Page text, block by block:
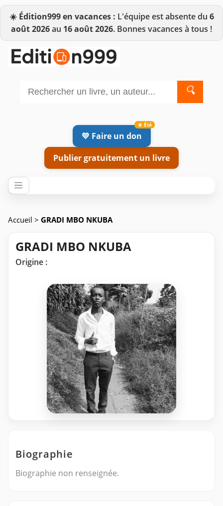
☀️ Édition999 en vacances : L'équipe est absente du 6
août 2026au 16 août 2026. Bonnes vacances à tous !
🔍
💛 Faire un don
Publier gratuitement un livre
Accueil > GRADI MBO NKUBA
GRADI MBO NKUBA
Origine :
Biographie
Biographie non renseignée.